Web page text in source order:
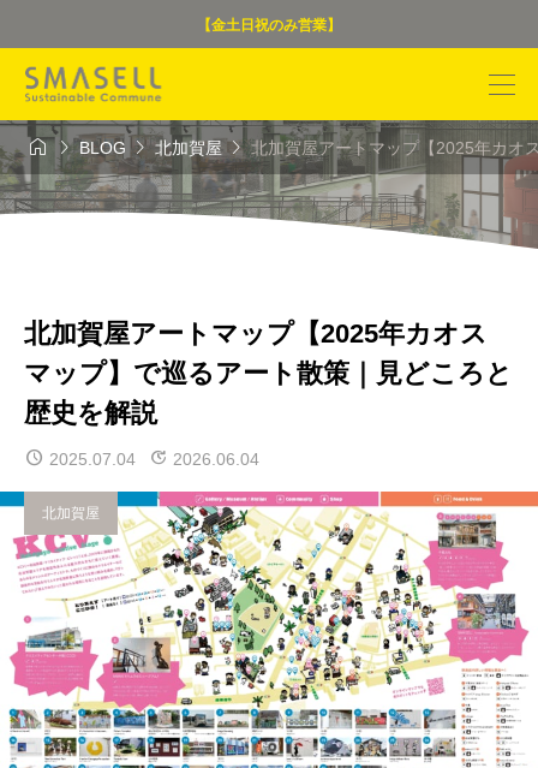
【金土日祝のみ営業】
BLOG 北加賀屋北加賀屋アートマップ【2025年カオ
北加賀屋アートマップ【2025年カオス
マップ】で巡るアート散策｜見どころと
歴史を解説
2025.07.04 2026.06.04
北加賀屋